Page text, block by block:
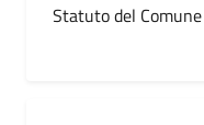
Statuto del